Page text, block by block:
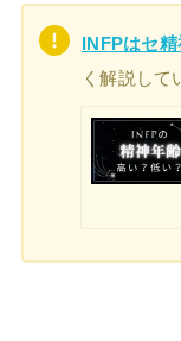
INFPはセ
く解説して